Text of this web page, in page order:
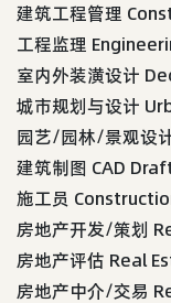
建筑工程管理
工程监理
室内外装潢设计
城市规划与设计
园艺/园林/景观设
建筑制图 CAD
施工员
房地产开发/策划
房地产评估 Real
房地产中介/交易